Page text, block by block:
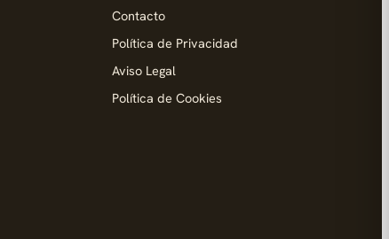
Contacto
Política de Privacidad
Aviso Legal
Política de Cookies